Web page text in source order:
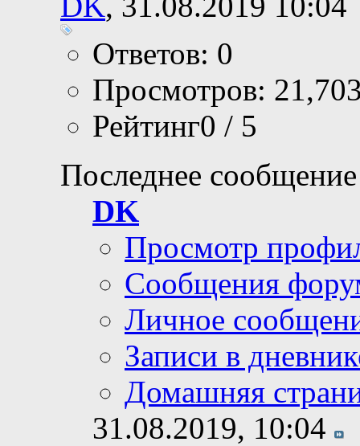
Ответов: 0
Просмотров:
Рейтинг0 / 5
Последнее
DK
Просмотр
Сообщения
Личное
Записи в
Домашняя
31.08.2019, 10:04